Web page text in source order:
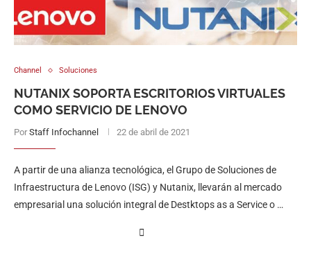
Channel Soluciones
NUTANIX SOPORTA ESCRITORIOS VIRTUALES
COMO SERVICIO DE LENOVO
Por Staff Infochannel 22 de abril de 2021
A partir de una alianza tecnológica, el Grupo de Soluciones de
Infraestructura de Lenovo (ISG) y Nutanix, llevarán al mercado
empresarial una solución integral de Destktops as a Service o …